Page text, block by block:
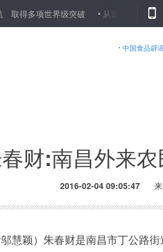
世界级突破 从追高产到求优质——春耕
中国食品辟
财:南昌外来
2016-02-04 09:05:47
颖）朱春财是南昌市丁公路街